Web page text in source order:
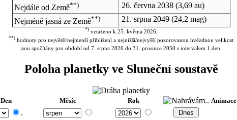
Nejdále od Země**) 26. června 2038(3,69 au)
Nejméně jasná ze Země**) 21. srpna 2049(24,2 mag)
*)vztaženo k 25. května 2026;
**) hodnoty pro největší/nejmenší přiblížení a nejnižší/nejvyšší pozorovanou hvězdnou velikost
jsou spočítány pro období od 7. srpna 2026 do 31. prosince 2050 s intervalem 1 den.
Poloha planetky ve Sluneční soustavě
Den Měsíc Rok Animace
.